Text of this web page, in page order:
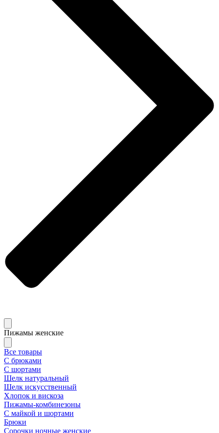
Пижамы женские
Все товары
С брюками
С шортами
Шелк натуральный
Шелк искусственный
Хлопок и вискоза
Пижамы-комбинезоны
С майкой и шортами
Брюки
Сорочки ночные женские